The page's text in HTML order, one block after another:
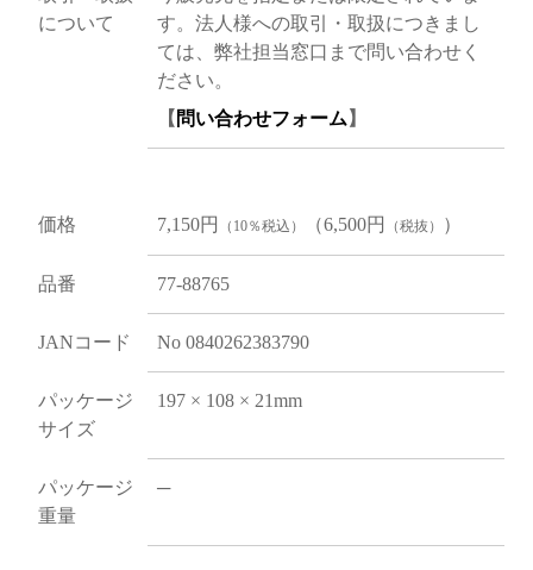
について
す。法人様への取引・取扱につきまし
ては、弊社担当窓口まで問い合わせく
ださい。
【 問い合わせフォーム 】
価格 7,150円 （10％税込） （6,500円 （税抜） ）
品番 77-88765
JANコード No 0840262383790
パッケージ
サイズ
197 × 108 × 21mm
パッケージ
重量
─